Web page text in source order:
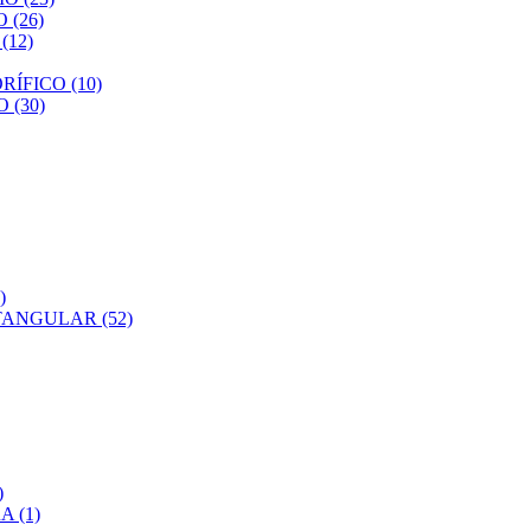
(26)
(10)
(30)
(52)
(1)